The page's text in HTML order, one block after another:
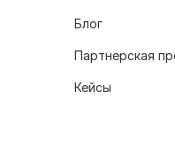
Блог
Партнерская
Кейсы